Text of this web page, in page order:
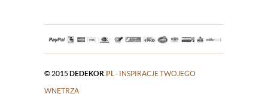
© 2015 DEDEKOR .PL - INSPIRACJE TWOJEGO
WNĘTRZA